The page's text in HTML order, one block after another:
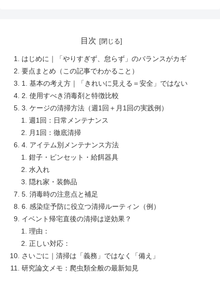
目次
はじめに｜「やりすぎず、怠らず」のバランスがカギ
要点まとめ（この記事でわかること）
1. 基本の考え方｜「きれいに見える＝安全」ではない
2. 使用すべき消毒剤と特徴比較
3. ケージの清掃方法（週1回＋月1回の実践例）
週1回：日常メンテナンス
月1回：徹底清掃
4. アイテム別メンテナンス方法
鉗子・ピンセット・給餌器具
水入れ
隠れ家・装飾品
5. 消毒時の注意点と補足
6. 感染症予防に役立つ清掃ルーティン（例）
イベント帰宅直後の清掃は逆効果？
理由：
正しい対応：
さいごに｜清掃は「義務」ではなく「備え」
研究論文メモ：爬虫類全般の最新知見